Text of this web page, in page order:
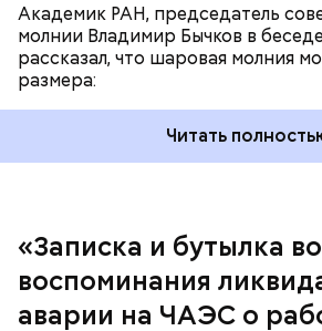
Академик РАН, председатель
молнии Владимир Бычков в
рассказал, что шаровая молния
размера:
Читать
«Записка и бутылка
воспоминания
аварии на ЧАЭС о
транспорт. Привезли в полк.
что произошло. Создали
несколько часов мы направились
Чернобыля, — вспоминает Макеев.
За свою земную жизнь он
добрых дел во славу Божию.